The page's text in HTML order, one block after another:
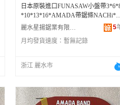
日本原裝進口FUNASAW小盤帶
*10*13*16*AMADA帶鋸條NACHi*N
CC
麗水星揚鋸業有限公司 5
月均發貨速度： 暫無記錄
浙江 麗水市